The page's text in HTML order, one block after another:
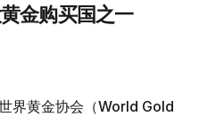
金购买国之一
界黄金协会（World Gold